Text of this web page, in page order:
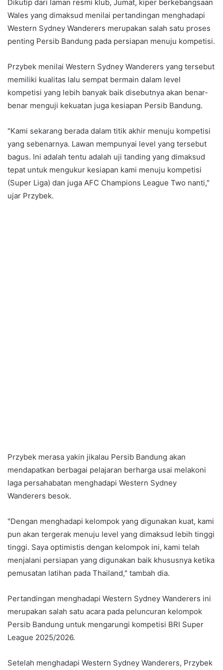
Dikutip dari laman resmi klub, Jumat, kiper berkebangsaan
Wales yang dimaksud menilai pertandingan menghadapi
Western Sydney Wanderers merupakan salah satu proses
penting Persib Bandung pada persiapan menuju kompetisi.
Przybek menilai Western Sydney Wanderers yang tersebut
memiliki kualitas lalu sempat bermain dalam level
kompetisi yang lebih banyak baik disebutnya akan benar-
benar menguji kekuatan juga kesiapan Persib Bandung.
"Kami sekarang berada dalam titik akhir menuju kompetisi
yang sebenarnya. Lawan mempunyai level yang tersebut
bagus. Ini adalah tentu adalah uji tanding yang dimaksud
tepat untuk mengukur kesiapan kami menuju kompetisi
(Super Liga) dan juga AFC Champions League Two nanti,"
ujar Przybek.
Przybek merasa yakin jikalau Persib Bandung akan
mendapatkan berbagai pelajaran berharga usai melakoni
laga persahabatan menghadapi Western Sydney
Wanderers besok.
"Dengan menghadapi kelompok yang digunakan kuat, kami
pun akan tergerak menuju level yang dimaksud lebih tinggi
tinggi. Saya optimistis dengan kelompok ini, kami telah
menjalani persiapan yang digunakan baik khususnya ketika
pemusatan latihan pada Thailand," tambah dia.
Pertandingan menghadapi Western Sydney Wanderers ini
merupakan salah satu acara pada peluncuran kelompok
Persib Bandung untuk mengarungi kompetisi BRI Super
League 2025/2026.
Setelah menghadapi Western Sydney Wanderers, Przybek